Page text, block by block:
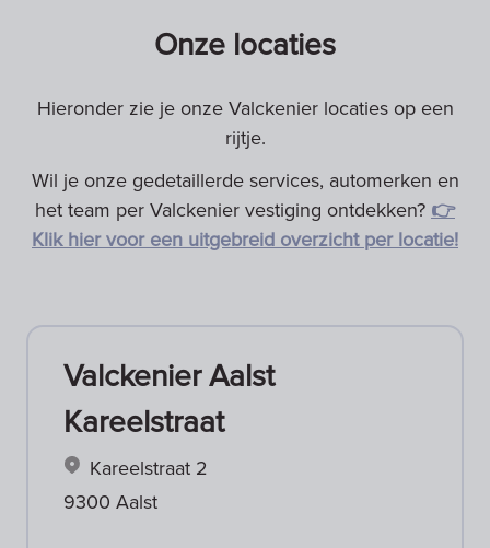
Onze locaties
Hieronder zie je onze Valckenier locaties op een
rijtje.
Wil je onze gedetaillerde services, automerken en
het team per Valckenier vestiging ontdekken?👉
Klik hier voor een uitgebreid overzicht per locatie!
Valckenier Aalst
Kareelstraat
Kareelstraat 2
9300 Aalst